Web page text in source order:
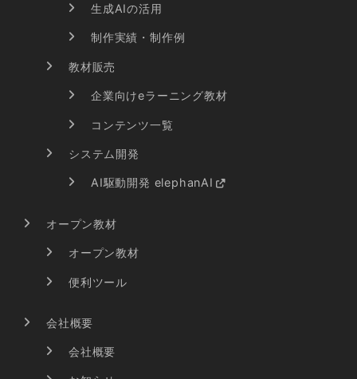
生成AIの活用
制作実績・制作例
教材販売
企業向けeラーニング教材
コンテンツ一覧
システム開発
AI駆動開発 elephanAI
オープン教材
オープン教材
便利ツール
会社概要
会社概要